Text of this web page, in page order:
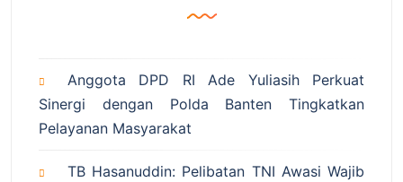
Anggota DPD RI Ade Yuliasih Perkuat
Sinergi dengan Polda Banten Tingkatkan
Pelayanan Masyarakat
TB Hasanuddin: Pelibatan TNI Awasi Wajib